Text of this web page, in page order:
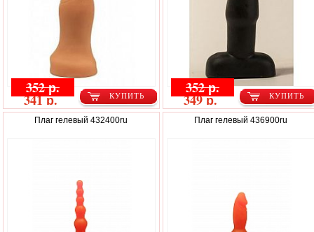
КУПИТЬ
352 р.
341 р. КУПИТЬ
352 р.
349 р.
Плаг гелевый 432400ru Плаг гелевый 436900ru